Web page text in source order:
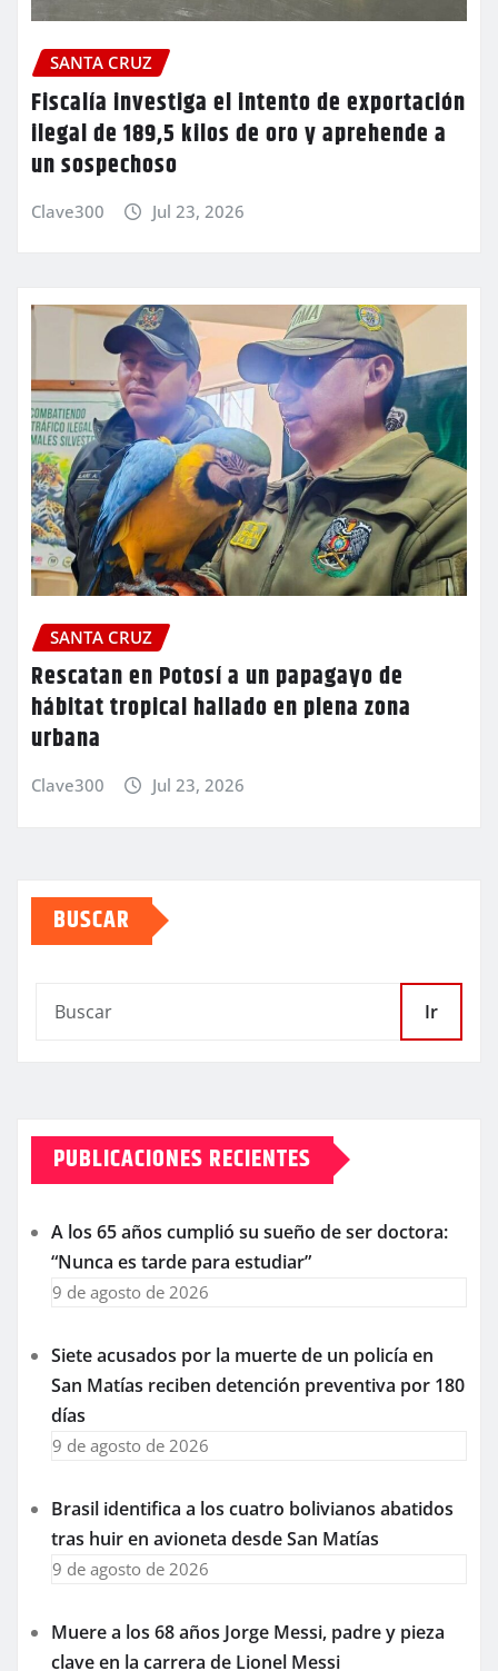
SANTA CRUZ
Fiscalía investiga el intento de exportación
ilegal de 189,5 kilos de oro y aprehende a
un sospechoso
Clave300 Jul 23, 2026
SANTA CRUZ
Rescatan en Potosí a un papagayo de
hábitat tropical hallado en plena zona
urbana
Clave300 Jul 23, 2026
BUSCAR
Ir
PUBLICACIONES RECIENTES
A los 65 años cumplió su sueño de ser doctora:
“Nunca es tarde para estudiar”
9 de agosto de 2026
Siete acusados por la muerte de un policía en
San Matías reciben detención preventiva por 180
días
9 de agosto de 2026
Brasil identifica a los cuatro bolivianos abatidos
tras huir en avioneta desde San Matías
9 de agosto de 2026
Muere a los 68 años Jorge Messi, padre y pieza
clave en la carrera de Lionel Messi